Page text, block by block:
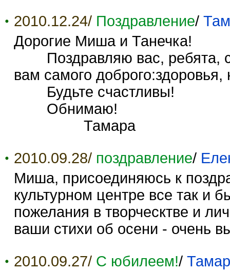
2010.12.24/ Поздравление/
Дорогие Миша и Танечка!
Поздравляю вас, ребята,
вам самого
Будьте счастливы!
Обнимаю!
Тамара
2010.09.28/ поздравление/
Миша, присоединяюсь к
культурном центре все так и
пожелания в творческтве и
ваши стихи об осени - очень
2010.09.27/ С юбилеем!/